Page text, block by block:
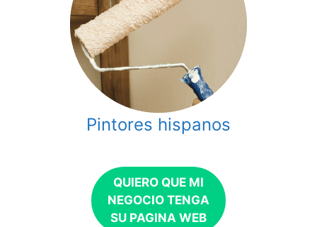
Pintores hispanos
QUIERO QUE MI
NEGOCIO TENGA
SU PAGINA WEB